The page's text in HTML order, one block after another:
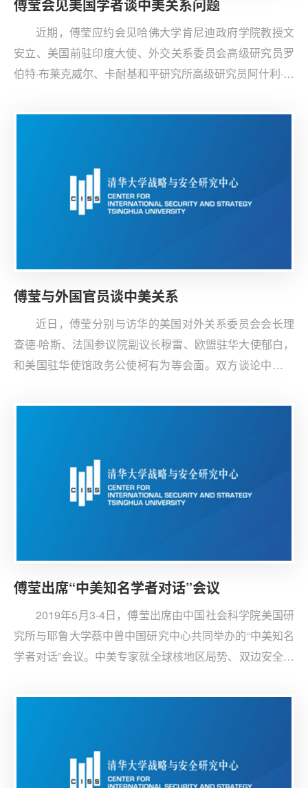
傅莹会见美国学者谈中美关系问题
近期，傅莹应约会见哈佛大学肯尼迪政府学院教授文
安立、美国前驻印度大使、外交关系委员会高级研究员罗
伯特·布莱克威尔、卡耐基和平研究所高级研究员阿什利·泰
中美关系、新疆问题、朝核问题等交换意见。傅莹分析了
傅莹与外国官员谈中美关系
近日，傅莹分别与访华的美国对外关系委员会会长理
查德·哈斯、法国参议院副议长穆雷、欧盟驻华大使郁白，
和美国驻华使馆政务公使柯有为等会面。双方谈论中美关
题、朝鲜半岛局势等问题。
傅莹出席“中美知名学者对话”会议
2019年5月3-4日，傅莹出席由中国社会科学院美国研
究所与耶鲁大学蔡中曾中国研究中心共同举办的“中美知名
学者对话”会议。中美专家就全球核地区局势、双边安全领
边机制和全球治理等问题进行深入交流。傅莹大使就中美